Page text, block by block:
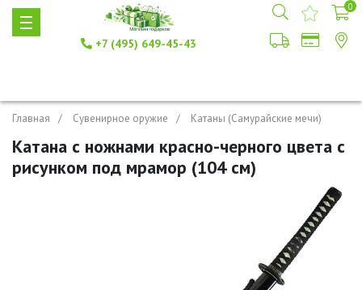
+7 (495) 649-45-43
0
Главная Сувенирное оружие Катаны (Самурайские мечи)
Катана с ножнами красно-черного цвета с
рисунком под мрамор (104 см)